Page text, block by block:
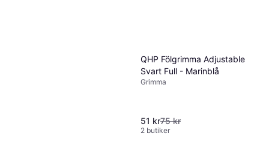
QHP Fölgrimma Adjustable
Svart Full - Marinblå
Grimma
51 kr75 kr
2 butiker